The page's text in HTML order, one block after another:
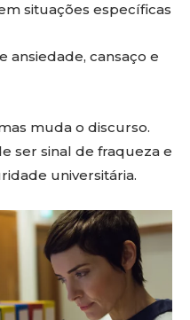
situações específicas
ansiedade, cansaço e
muda o discurso.
ser sinal de fraqueza e
universitária.